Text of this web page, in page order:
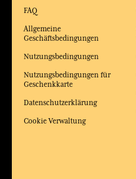
FAQ
Allgemeine
Geschäftsbedingungen
Nutzungsbedingungen
Nutzungsbedingungen für
Geschenkkarte
Datenschutzerklärung
Cookie Verwaltung